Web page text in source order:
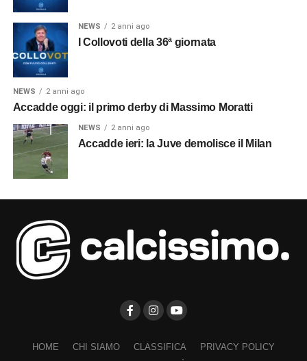
NEWS 2 anni ago
I Collovoti della 36ª giornata
NEWS 2 anni ago
Accadde oggi: il primo derby di Massimo Moratti
NEWS 2 anni ago
Accadde ieri: la Juve demolisce il Milan
HOME CHI SIAMO CLASSIFICA
PRIVACY POLICY